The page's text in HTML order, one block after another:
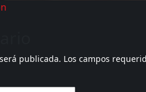
publicada. Los campos